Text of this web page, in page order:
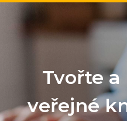
Tvořte
veřejné